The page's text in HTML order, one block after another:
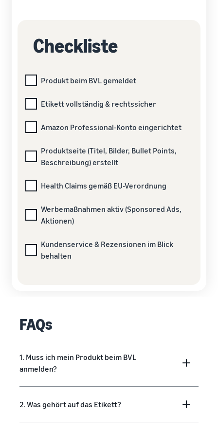
Checkliste
Produkt beim BVL gemeldet
Etikett vollständig & rechtssicher
Amazon Professional-Konto eingerichtet
Produktseite (Titel, Bilder, Bullet Points,
Beschreibung) erstellt
Health Claims gemäß EU-Verordnung
Werbemaßnahmen aktiv (Sponsored Ads,
Aktionen)
Kundenservice & Rezensionen im Blick
behalten
FAQs
1. Muss ich mein Produkt beim BVL
anmelden?
2. Was gehört auf das Etikett?